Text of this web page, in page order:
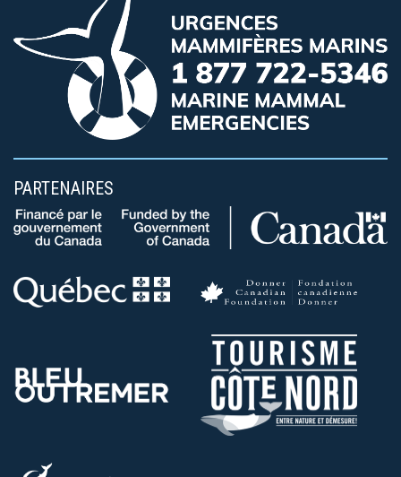
PARTENAIRES